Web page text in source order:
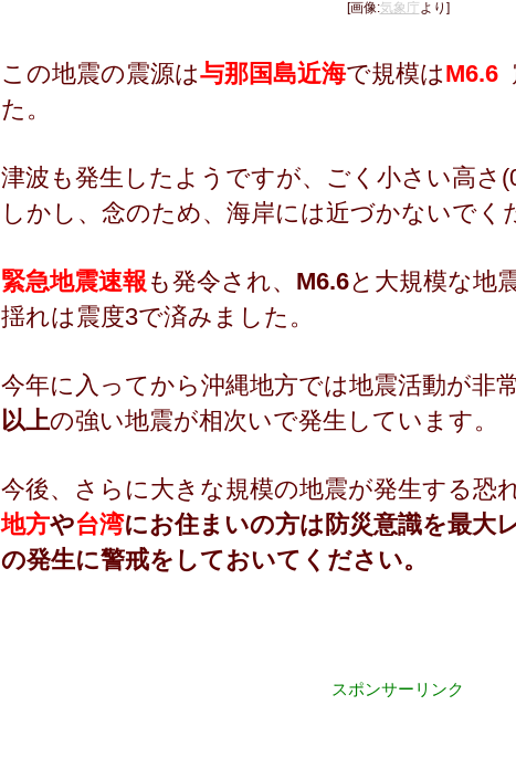
[画像:気象庁より]
この地震の震源は与那国島近海で規模はM6.6
た。
津波も発生したようですが、ごく小さい高さ
しかし、念のため、海岸には近づかないでく
緊急地震速報 も発令され、 M6.6と大規模な地
揺れは震度3で済みました。
今年に入ってから沖縄地方では地震活動が非
以上の強い地震が相次いで発生しています。
今後、さらに大きな規模の地震が発生する恐
地方や台湾にお住まいの方は防災意識を最大
の発生に警戒をしておいてください。
スポンサーリンク